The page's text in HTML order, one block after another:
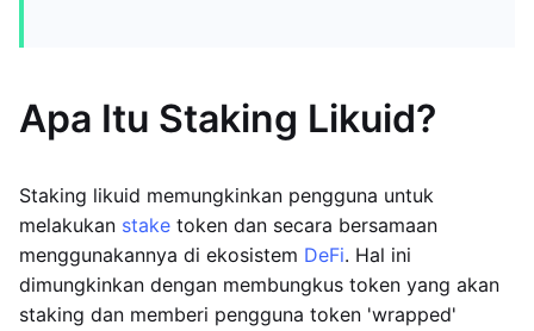
Apa Itu Staking Likuid?
Staking likuid memungkinkan pengguna untuk
melakukan stake token dan secara bersamaan
menggunakannya di ekosistem DeFi. Hal ini
dimungkinkan dengan membungkus token yang akan
staking dan memberi pengguna token 'wrapped'